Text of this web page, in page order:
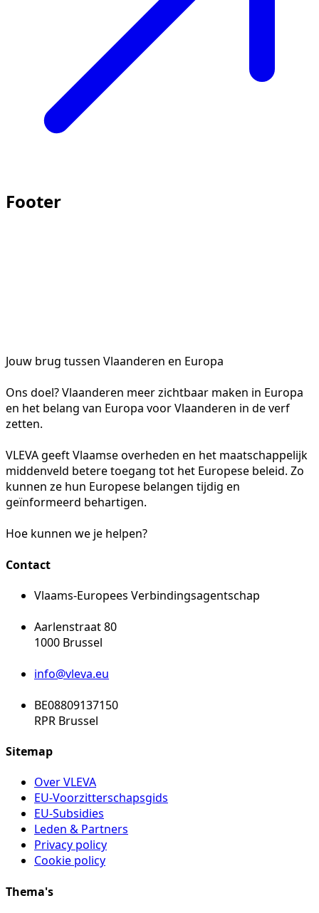
Footer
Jouw brug tussen Vlaanderen en Europa
Ons doel? Vlaanderen meer zichtbaar maken in Europa
en het belang van Europa voor Vlaanderen in de verf
zetten.
VLEVA geeft Vlaamse overheden en het maatschappelijk
middenveld betere toegang tot het Europese beleid. Zo
kunnen ze hun Europese belangen tijdig en
geïnformeerd behartigen.
Hoe kunnen we je helpen?
Contact
Vlaams-Europees Verbindingsagentschap
Aarlenstraat 80
1000 Brussel
info@vleva.eu
BE08809137150
RPR Brussel
Sitemap
Over VLEVA
EU-Voorzitterschapsgids
EU-Subsidies
Leden & Partners
Privacy policy
Cookie policy
Thema's